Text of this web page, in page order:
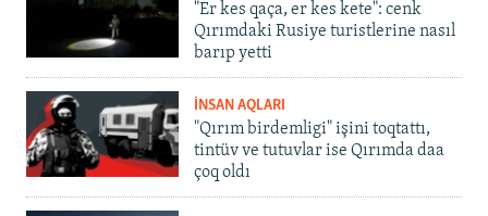
"Er kes qaça, er kes kete": cenk
Qırımdaki Rusiye turistlerine nasıl
barıp yetti
İNSAN AQLARI
"Qırım birdemligi" işini toqtattı,
tintüv ve tutuvlar ise Qırımda daa
çoq oldı